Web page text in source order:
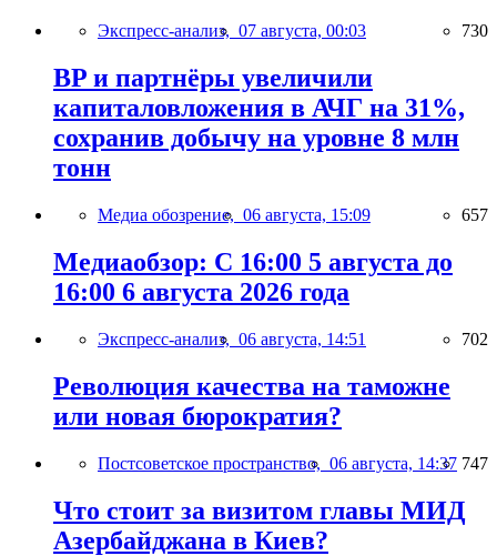
Экспресс-анализ, 07 августа, 00:03 730
BP и партнёры увеличили
капиталовложения в АЧГ на 31%,
сохранив добычу на уровне 8 млн
тонн
Медиа обозрение, 06 августа, 15:09 657
Медиаобзор: С 16:00 5 августа до
16:00 6 августа 2026 года
Экспресс-анализ, 06 августа, 14:51 702
Революция качества на таможне
или новая бюрократия?
Постсоветское пространство, 06 августа, 14:37 747
Что стоит за визитом главы МИД
Азербайджана в Киев?